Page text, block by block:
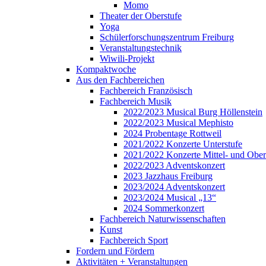
Momo
Theater der Oberstufe
Yoga
Schülerforschungszentrum Freiburg
Veranstaltungstechnik
Wiwili-Projekt
Kompaktwoche
Aus den Fachbereichen
Fachbereich Französisch
Fachbereich Musik
2022/2023 Musical Burg Höllenstein
2022/2023 Musical Mephisto
2024 Probentage Rottweil
2021/2022 Konzerte Unterstufe
2021/2022 Konzerte Mittel- und
2022/2023 Adventskonzert
2023 Jazzhaus Freiburg
2023/2024 Adventskonzert
2023/2024 Musical „13“
2024 Sommerkonzert
Fachbereich Naturwissenschaften
Kunst
Fachbereich Sport
Fordern und Fördern
Aktivitäten + Veranstaltungen